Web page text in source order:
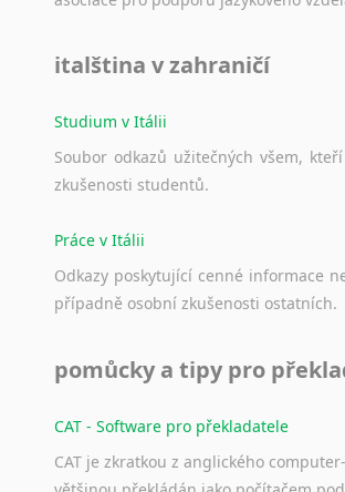
italština v zahraničí
Studium v Itálii
Soubor odkazů užitečných všem, kteří
zkušenosti studentů.
Práce v Itálii
Odkazy poskytující cenné informace
případně osobní zkušenosti ostatních.
pomůcky a tipy pro
CAT - Software pro překladatele
CAT je zkratkou z anglického